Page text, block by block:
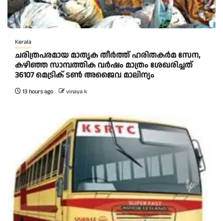
Kerala
ചരിത്രപരമായ മാതൃക തീര്‍ത്ത് ഹരിതകര്‍മ സേന,
കഴിഞ്ഞ സാമ്പത്തിക വര്‍ഷം മാത്രം ശേഖരിച്ചത്
36107 മെട്രിക് ടണ്‍ അജൈവ മാലിന്യം
13 hours ago vinaya k